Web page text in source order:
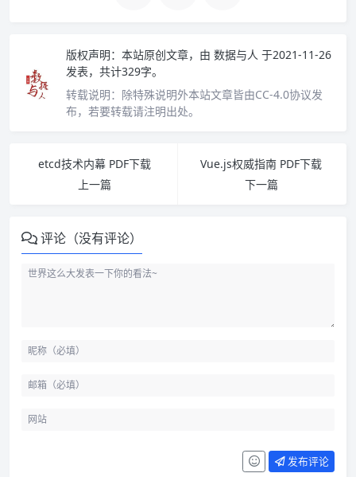
版权声明： 本站原创文章，由 数据与人 于2021-11-26
发表，共计329字。
转载说明： 除特殊说明外本站文章皆由CC-4.0协议发
布，若要转载请注明出处。
etcd技术内幕 PDF下载
上一篇
Vue.js权威指南 PDF下载
下一篇
评论（没有评论）
发布评论